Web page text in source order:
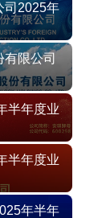
司2025年
限公司
半年度业
半年度业
年半年